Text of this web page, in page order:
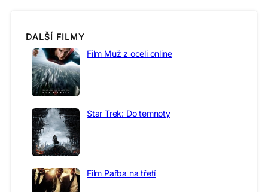
DALŠÍ FILMY
Film Muž z oceli online
Star Trek: Do temnoty
Film Pařba na třetí